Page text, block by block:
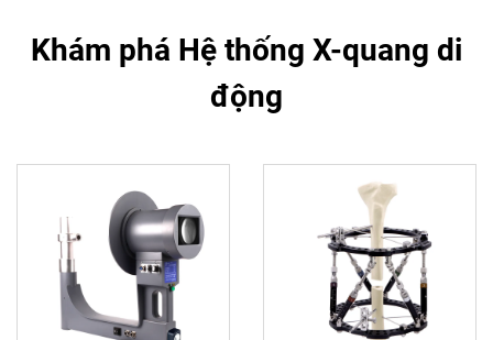
Khám phá Hệ thống X-quang di
động